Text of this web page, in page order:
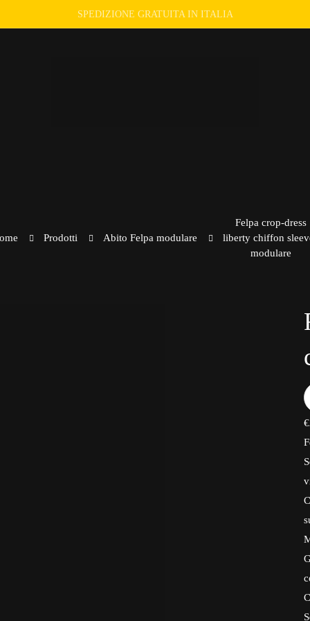
SPEDIZIONE GRATUITA IN ITALIA
Prodotti Abito Felpa modulare
Felpa crop-dress
liberty chiffon
modulare
€